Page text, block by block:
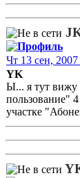
Чт 13 сен, 2007
YK
Ы... я тут вижу
пользование"
участке